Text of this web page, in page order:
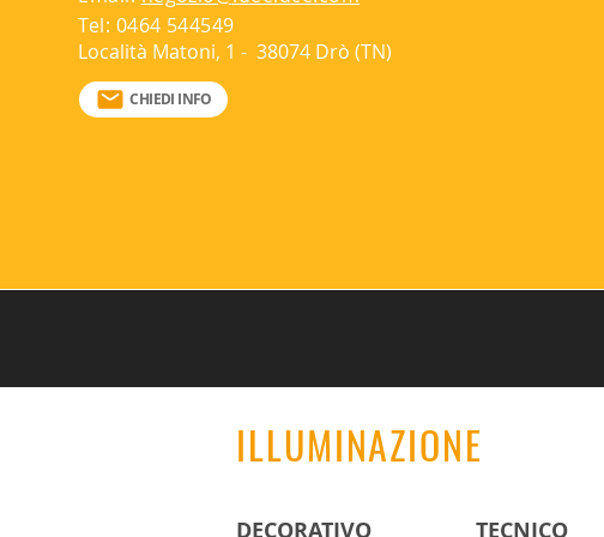
Alimentazione: integrata
Tel: 0464 544549
Località Matoni, 1 - 38074 Drò (TN)
CHIEDI INFO
ILLUMINAZIONE
DECORATIVO TECNICO